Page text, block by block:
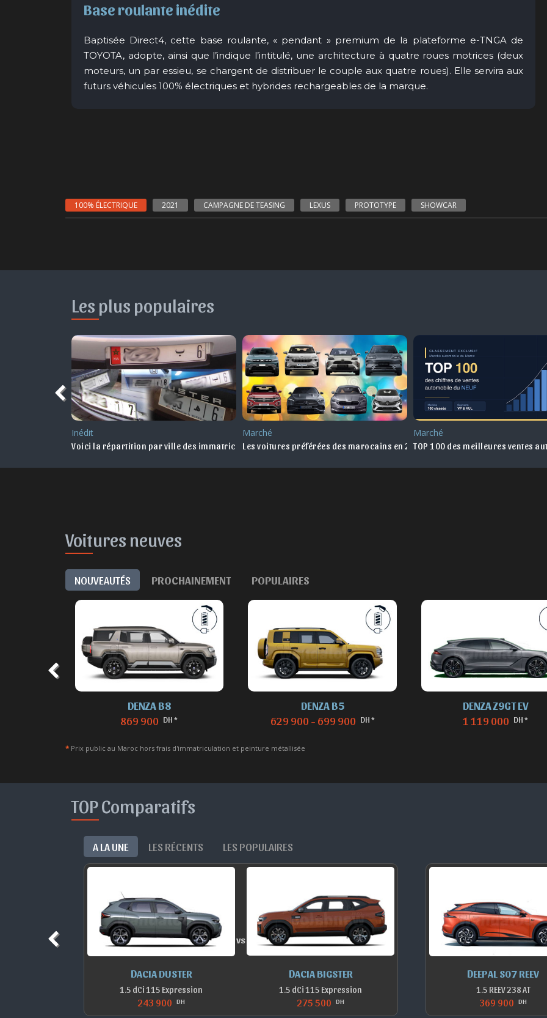
Base roulante inédite
Baptisée Direct4, cette base roulante, « pendant » premium de la plateforme e-TNGA de
TOYOTA, adopte, ainsi que l’indique l’intitulé, une architecture à quatre roues motrices (deux
moteurs, un par essieu, se chargent de distribuer le couple aux quatre roues). Elle servira aux
futurs véhicules 100% électriques et hybrides rechargeables de la marque.
100% ÉLECTRIQUE 2021 CAMPAGNE DE TEASING LEXUS PROTOTYPE SHOWCAR
Les plus populaires
des véhicules électriques
Inédit
Voici la répartition par ville des immatriculations au Maroc !
Marché
Les voitures préférées des marocains en 2025
Marché
TOP 100 des meilleures ventes
Voitures neuves
NOUVEAUTÉS PROCHAINEMENT POPULAIRES
DENZA B8
869 900 DH *
DENZA B5
629 900 - 699 900 DH *
DENZA Z9GT EV
1 119 000 DH *
* Prix public au Maroc hors frais d'immatriculation et peinture métallisée
TOP Comparatifs
A LA UNE LES RÉCENTS LES POPULAIRES
DACIA DUSTER
1.5 dCi 115 Expression
243 900 DH
vs
DACIA BIGSTER
1.5 dCi 115 Expression
275 500 DH
DEEPAL S07 REEV
1.5 REEV 238 AT
369 900 DH